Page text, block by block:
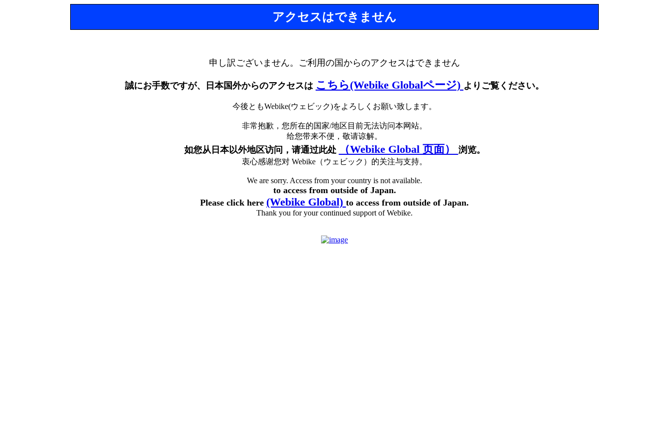
アクセスはできません
申し訳ございません。ご利用の国からのアクセスはできません
誠にお手数ですが、日本国外からのアクセスは こちら(Webike Globalページ) よりご覧ください。
今後ともWebike(ウェビック)をよろしくお願い致します。
非常抱歉，您所在的国家/地区目前无法访问本网站。
给您带来不便，敬请谅解。
如您从日本以外地区访问，请通过此处 （Webike Global 页面） 浏览。
衷心感谢您对 Webike（ウェビック）的关注与支持。
We are sorry. Access from your country is not available.
to access from outside of Japan.
Please click here (Webike Global) to access from outside of Japan.
Thank you for your continued support of Webike.